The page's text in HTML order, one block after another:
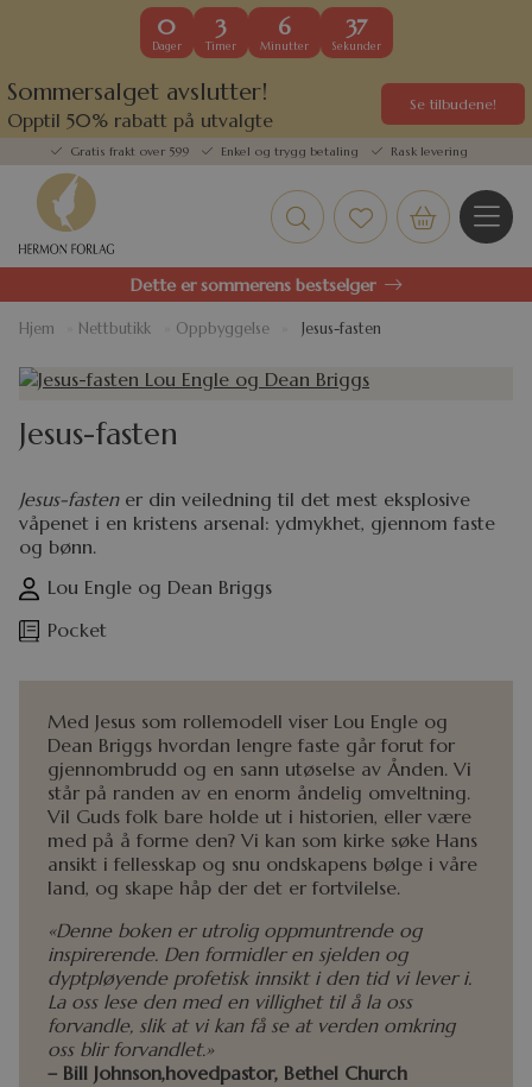
0
Dager
3
Timer
6
Minutter
37
Sekunder
Sommersalget avslutter!
Opptil 50% rabatt på utvalgte
kundefavoritter
Se tilbudene!
Gratis frakt over 599 Enkel og trygg betaling Rask levering
Dette er sommerens bestselger
Hjem Nettbutikk Oppbyggelse Jesus-fasten
Jesus-fasten
Jesus-fasten er din veiledning til det mest eksplosive
våpenet i en kristens arsenal: ydmykhet, gjennom faste
og bønn.
Lou Engle og Dean Briggs
Pocket
Med Jesus som rollemodell viser Lou Engle og
Dean Briggs hvordan lengre faste går forut for
gjennombrudd og en sann utøselse av Ånden. Vi
står på randen av en enorm åndelig omveltning.
Vil Guds folk bare holde ut i historien, eller være
med på å forme den? Vi kan som kirke søke Hans
ansikt i fellesskap og snu ondskapens bølge i våre
land, og skape håp der det er fortvilelse.
«Denne boken er utrolig oppmuntrende og
inspirerende. Den formidler en sjelden og
dyptpløyende profetisk innsikt i den tid vi lever i.
La oss lese den med en villighet til å la oss
forvandle, slik at vi kan få se at verden omkring
oss blir forvandlet.»
– Bill Johnson,hovedpastor, Bethel Church